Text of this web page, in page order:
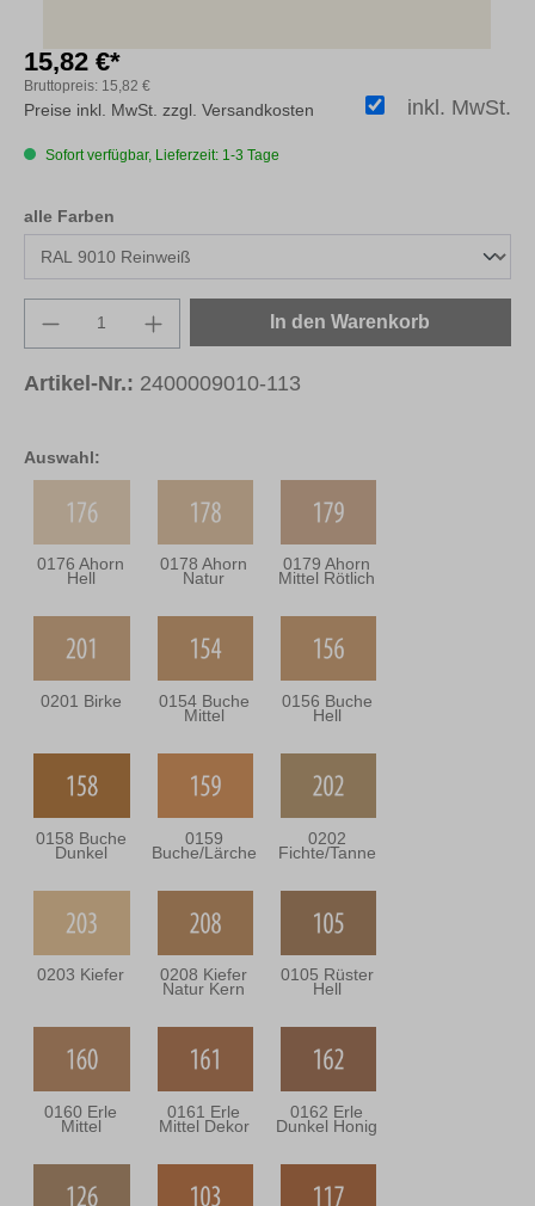
Auswahl:
0176 Ahorn
Hell
0178 Ahorn
Natur
0179 Ahorn
Mittel Rötlich
0201 Birke 0154 Buche
Mittel
0156 Buche
Hell
0158 Buche
Dunkel
0159
Buche/Lärche
0202
Fichte/Tanne
0203 Kiefer 0208 Kiefer
Natur Kern
0105 Rüster
Hell
0160 Erle
Mittel
0161 Erle
Mittel Dekor
0162 Erle
Dunkel Honig
15,82 €*
Bruttopreis: 15,82 €
inkl. MwSt.
Preise inkl. MwSt. zzgl. Versandkosten
Sofort verfügbar, Lieferzeit: 1-3 Tage
alle Farben
Produkt Anzahl: Gib den gewünschten
In den Warenkorb
Artikel-Nr.: 2400009010-113